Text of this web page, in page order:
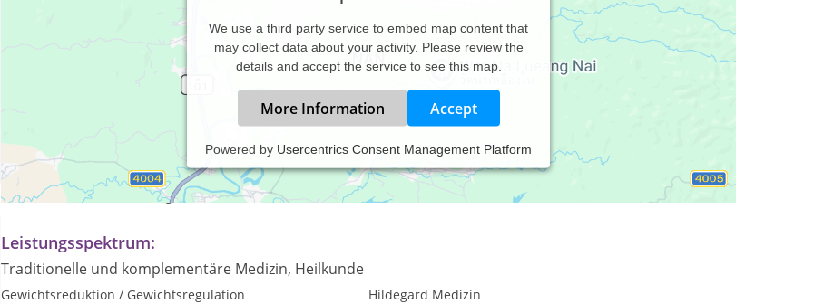
We use a third party service to embed map content that
may collect data about your activity. Please review the
details and accept the service to see this map.
More Information Accept
Powered by Usercentrics Consent Management Platform
Praxiszeiten:
Termine nach Vereinbarung
Leistungsspektrum:
Traditionelle und komplementäre Medizin, Heilkunde
Gewichtsreduktion / Gewichtsregulation Hildegard Medizin